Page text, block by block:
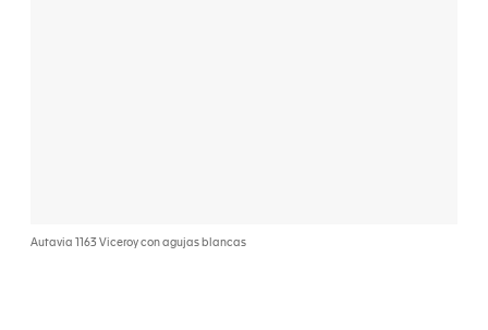
Autavia 1163 Viceroy con agujas blancas